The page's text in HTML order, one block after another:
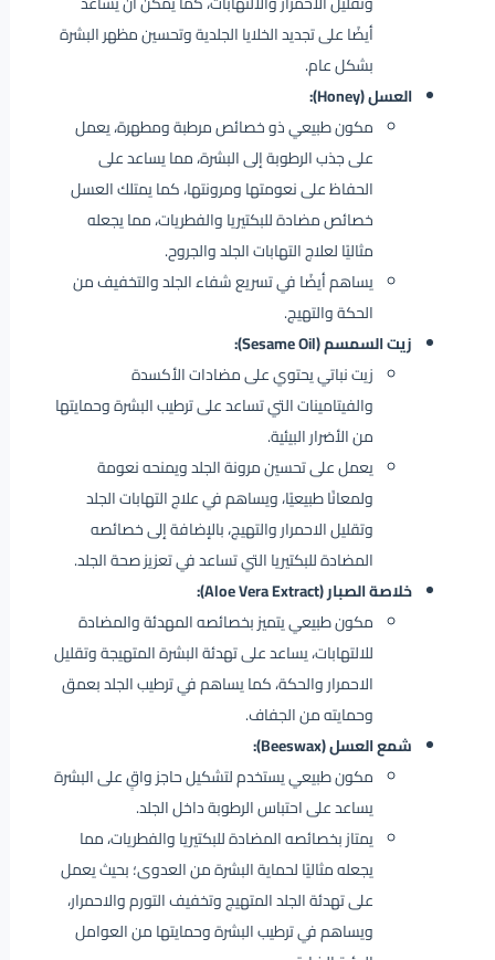
أيضًا على تجديد الخلايا الجلدية وتحسين مظهر البشرة
بشكل عام.
العسل (Honey):
مكون طبيعي ذو خصائص مرطبة ومطهرة، يعمل
على جذب الرطوبة إلى البشرة، مما يساعد على
الحفاظ على نعومتها ومرونتها، كما يمتلك العسل
خصائص مضادة للبكتيريا والفطريات، مما يجعله
مثاليًا لعلاج التهابات الجلد والجروح.
يساهم أيضًا في تسريع شفاء الجلد والتخفيف من
الحكة والتهيج.
زيت السمسم (Sesame Oil):
زيت نباتي يحتوي على مضادات الأكسدة
والفيتامينات التي تساعد على ترطيب البشرة وحمايتها
من الأضرار البيئية.
يعمل على تحسين مرونة الجلد ويمنحه نعومة
ولمعانًا طبيعيًا، ويساهم في علاج التهابات الجلد
وتقليل الاحمرار والتهيج، بالإضافة إلى خصائصه
المضادة للبكتيريا التي تساعد في تعزيز صحة الجلد.
خلاصة الصبار (Aloe Vera Extract):
مكون طبيعي يتميز بخصائصه المهدئة والمضادة
للالتهابات،يساعد على تهدئة البشرة المتهيجة وتقليل
الاحمرار والحكة، كما يساهم في ترطيب الجلد بعمق
وحمايته من الجفاف.
شمع العسل (Beeswax):
مكون طبيعي يستخدم لتشكيل حاجز واقٍ على البشرة
يساعد على احتباس الرطوبة داخل الجلد.
يمتاز بخصائصه المضادة للبكتيريا والفطريات، مما
يجعله مثاليًا لحماية البشرة من العدوى؛ بحيث يعمل
على تهدئة الجلد المتهيج وتخفيف التورم والاحمرار،
ويساهم في ترطيب البشرة وحمايتها من العوامل